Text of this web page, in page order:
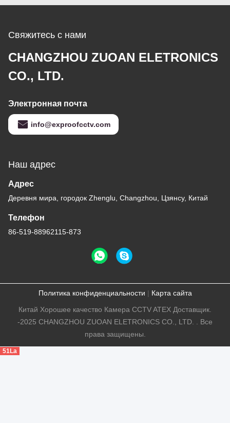
промышленности
для энергетической
Свяжитесь с нами
CHANGZHOU ZUOAN ELETRONICS
CO., LTD.
Электронная почта
info@exproofcctv.com
Наш адрес
Адрес
Деревня мира, городок Zhenglu, Changzhou, Цзянсу, Китай
Телефон
86-519-88962115-873
Политика конфиденциальности | Карта сайта
Китай Хорошее качество Камера CCTV ATEX Доставщик.
-2025 CHANGZHOU ZUOAN ELETRONICS CO., LTD. . Все
права защищены.
51La